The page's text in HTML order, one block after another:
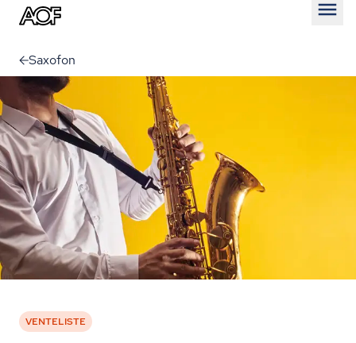
Saxofon
VENTELISTE